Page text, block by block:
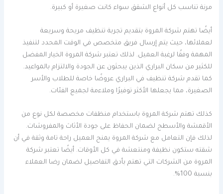
مرنة تناسب كل أنواع الشقق سواء كانت صغيرة أو كبيرة.
أيضًا تهتم شركة المروة بتقديم تجربة تنظيف مريحة وسريعة
لعملائها، حيث يتم إرسال فريق متخصص في الوقت المحدد لتنفيذ
المهمة وفقًا لرغبة العميل. لذلك تعتبر شركة المروة الخيار المفضل
للكثير من سكان البراري الذين يبحثون عن الجودة والالتزام بالمواعيد.
كما تقدم شركة تنظيف في البراري عروضًا خاصة للطلاب والأسر
الصغيرة، مما يجعلها الأكثر توفيرًا وملاءمة لجميع الفئات.
كذلك تهتم شركة المروة باستخدام منظفات مخصصة لكل نوع من
الأقمشة والأسطح لضمان الحفاظ على جودة الأثاث والمفروشات.
لذلك فإن التعامل مع شركة المروة يمنح العميل راحة تامة وثقة في أن
شقته ستكون نظيفة ومنتعشة في كل الأوقات. أيضًا تعتبر شركة
المروة من الشركات التي تهتم بأدق التفاصيل لضمان رضا العملاء
بنسبة 100%.